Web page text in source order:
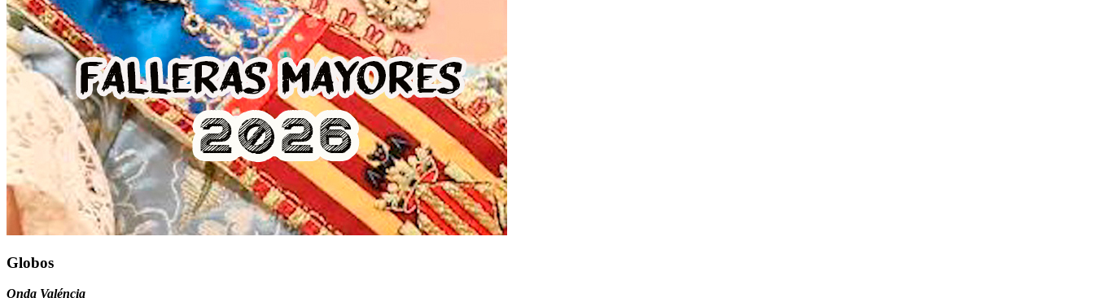
Globos
Onda Valéncia